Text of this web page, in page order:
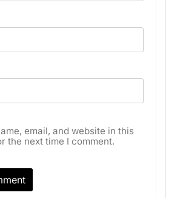
email, and website in this
the next time I comment.